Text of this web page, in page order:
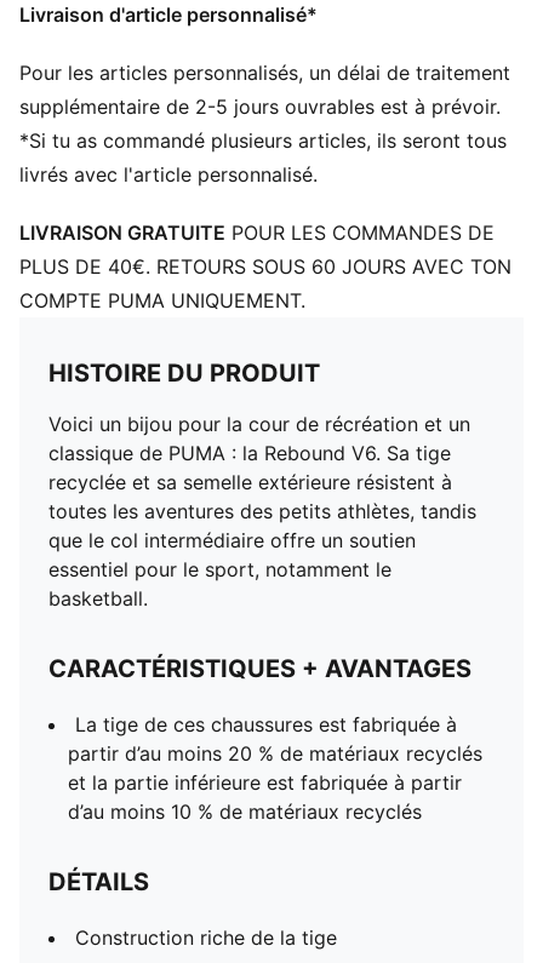
activités
Branding PUMA imprimé sur la languette et bande
Formstrip sur les côtés
PUMA Enfant : recommandé pour les enfants de
4 à 8 ans
Livraison d'article personnalisé*
Pour les articles personnalisés, un délai de traitement
supplémentaire de 2-5 jours ouvrables est à prévoir.
*Si tu as commandé plusieurs articles, ils seront tous
livrés avec l'article personnalisé.
LIVRAISON GRATUITE POUR LES COMMANDES DE
PLUS DE 40€. RETOURS SOUS 60 JOURS AVEC TON
COMPTE PUMA UNIQUEMENT.
HISTOIRE DU PRODUIT
Voici un bijou pour la cour de récréation et un
classique de PUMA : la Rebound V6. Sa tige
recyclée et sa semelle extérieure résistent à
toutes les aventures des petits athlètes, tandis
que le col intermédiaire offre un soutien
essentiel pour le sport, notamment le
basketball.
CARACTÉRISTIQUES + AVANTAGES
La tige de ces chaussures est fabriquée à
partir d’au moins 20 % de matériaux recyclés
et la partie inférieure est fabriquée à partir
d’au moins 10 % de matériaux recyclés
DÉTAILS
Construction riche de la tige